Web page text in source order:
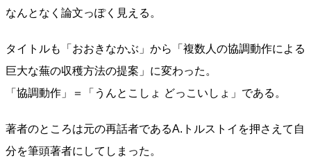
なんとなく論文っぽく見える。
タイトルも「おおきなかぶ」から「複数人の協調動作による
巨大な蕪の収穫方法の提案」に変わった。
「協調動作」＝「うんとこしょ どっこいしょ」である。
著者のところは元の再話者であるA.トルストイを押さえて自
分を筆頭著者にしてしまった。